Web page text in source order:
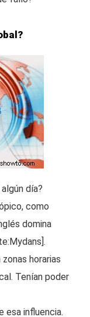
día?
como
domina
horarias
Tenían poder
esa influencia.